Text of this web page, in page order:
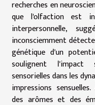
recherches en
que l'olfaction est
interpersonnelle,
inconsciemment
génétique d'un
soulignent l'impact
sensorielles dans les
impressions
des arômes et des